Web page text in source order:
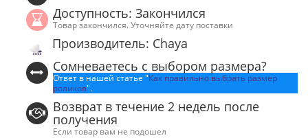
Доступность: Закончился
Товар закончился. Уточняйте дату поставки
Производитель: Chaya
Сомневаетесь с выбором размера?
Ответ в нашей статье "Как правильно выбрать размер
роликов".
Возврат в течение 2 недель после
получения
Если товар вам не подошел